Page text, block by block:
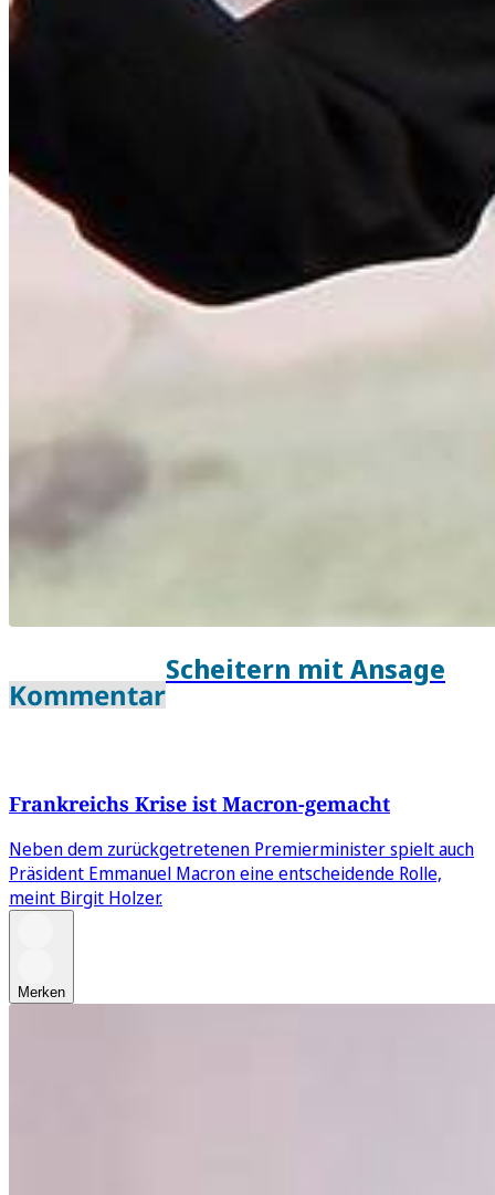
Kommentar
Scheitern mit Ansage
Frankreichs Krise ist Macron-gemacht
Neben dem zurückgetretenen Premierminister spielt auch
Präsident Emmanuel Macron eine entscheidende Rolle,
meint Birgit Holzer.
Merken